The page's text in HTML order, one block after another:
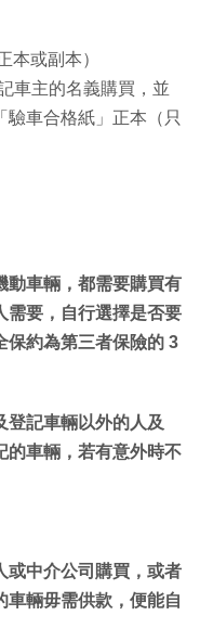
本或副本）
車主的名義購買，並
車合格紙」正本（只
動車輛，都需要購買有
需要，自行選擇是否要
保約為第三者保險的 3
登記車輛以外的人及
的車輛，若有意外時不
或中介公司購買，或者
車輛毋需供款，便能自